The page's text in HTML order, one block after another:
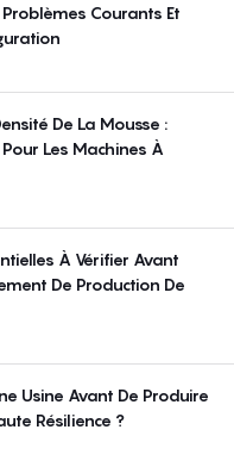
Courants Et
De La Mousse :
Les Machines À
À Vérifier Avant
De Production De
Usine Avant De Produire
Résilience ?